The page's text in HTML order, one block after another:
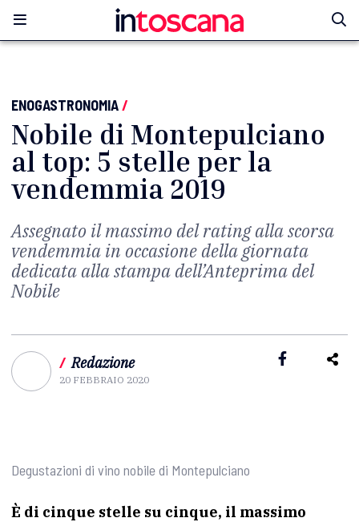
ENOGASTRONOMIA/
Nobile di Montepulciano
al top: 5 stelle per la
vendemmia 2019
Assegnato il massimo del rating alla scorsa
vendemmia in occasione della giornata
dedicata alla stampa dell’Anteprima del
Nobile
/ Redazione
20 FEBBRAIO 2020
Degustazioni di vino nobile di Montepulciano
È di cinque stelle su cinque, il massimo